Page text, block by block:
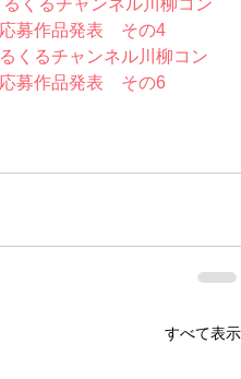
くるチャンネル川柳コン
募作品発表　その4
くるチャンネル川柳コン
募作品発表　その6
すべて表示